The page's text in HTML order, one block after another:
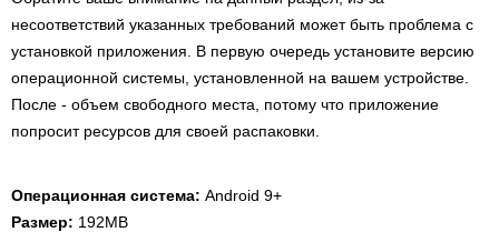
несоответствий указанных требований может быть проблема с
установкой приложения. В первую очередь установите версию
операционной системы, установленной на вашем устройстве.
После - объем свободного места, потому что приложение
попросит ресурсов для своей распаковки.
Операционная система: Android 9+
Размер: 192MB